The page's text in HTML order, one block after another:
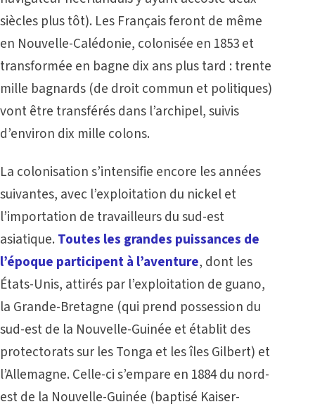
siècles plus tôt). Les Français feront de même
en Nouvelle-Calédonie, colonisée en 1853 et
transformée en bagne dix ans plus tard : trente
mille bagnards (de droit commun et politiques)
vont être transférés dans l’archipel, suivis
d’environ dix mille colons.
La colonisation s’intensifie encore les années
suivantes, avec l’exploitation du nickel et
l’importation de travailleurs du sud-est
asiatique. Toutes les grandes puissances de
l’époque participent à l’aventure, dont les
États-Unis, attirés par l’exploitation de guano,
la Grande-Bretagne (qui prend possession du
sud-est de la Nouvelle-Guinée et établit des
protectorats sur les Tonga et les îles Gilbert) et
l’Allemagne. Celle-ci s’empare en 1884 du nord-
est de la Nouvelle-Guinée (baptisé Kaiser-